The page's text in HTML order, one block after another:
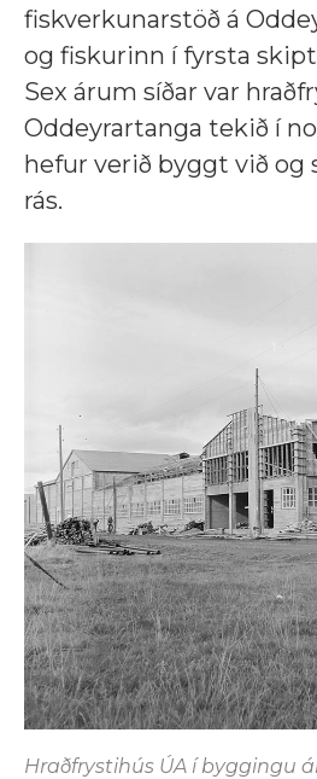
fiskverkunarstöð á
og fiskurinn í fyrsta
Sex árum síðar var
Oddeyrartanga tekið í
hefur verið byggt við
rás.
Hraðfrystihús ÚA í byggingu